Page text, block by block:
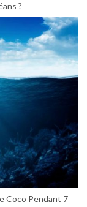
?
Coco Pendant 7